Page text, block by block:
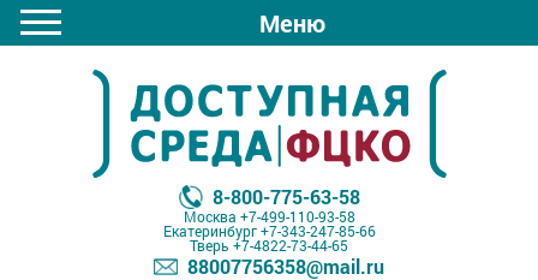
Меню
8-800-775-63-58
Москва +7-499-110-93-58
Екатеринбург+7-343-247-85-66
Тверь +7-4822-73-44-65
88007756358@mail.ru